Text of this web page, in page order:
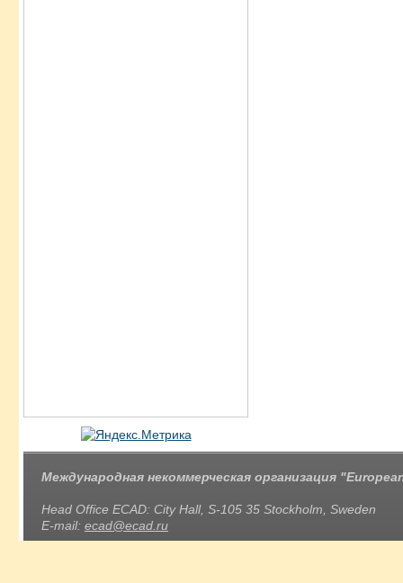
Международная некоммерческая организация
Head Office ECAD: City Hall, S-105 35 Stockholm, Sweden
E-mail: ecad@ecad.ru